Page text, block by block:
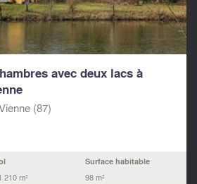
avec deux lacs à
(87)
210 m²
Surface habitable
98 m²